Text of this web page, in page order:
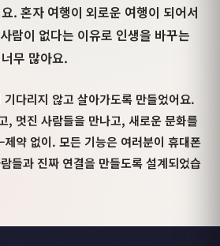
. 혼자 여행이 외로운 여행이 되어서
람이 없다는 이유로 인생을 바꾸는
무 많아요.
다리지 않고 살아가도록 만들었어요.
, 멋진 사람들을 만나고, 새로운 문화를
약 없이. 모든 기능은 여러분이 휴대폰
들과 진짜 연결을 만들도록 설계되었습